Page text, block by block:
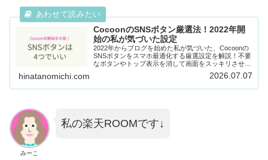
CocoonのSNSボタン厳選法！2022年開
始の私が気づいた設定
2022年からブログを始めた私が気づいた、Cocoonの
SNSボタンをスマホ最適化する厳選設定を解説！不要
なボタンやトップ表示を消して画面をスッキリさせ、
表示スピードを上げる方法を紹介します。これからブ
ログを始める初心者にもおすすめの決定版です。
hinatanomichi.com 2026.07.07
みーこ
私の楽天ROOMです↓